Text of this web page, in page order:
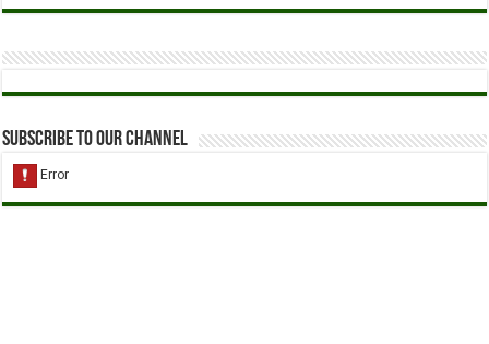
Subscribe to our Channel